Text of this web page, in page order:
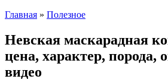
Главная » Полезное
Невская маскарадная
цена, характер, порода,
видео